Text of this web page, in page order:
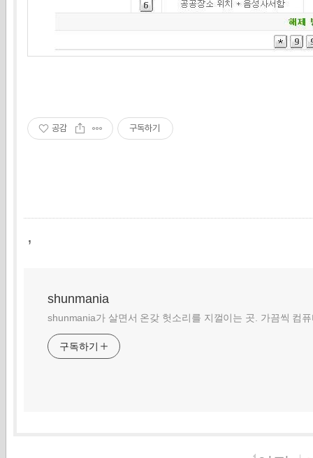
공감 구독하기
,
shunmania
shunmania가 살면서 온갖 헛소리를 지껄이는 곳. 가끔씩 컴
구독하기